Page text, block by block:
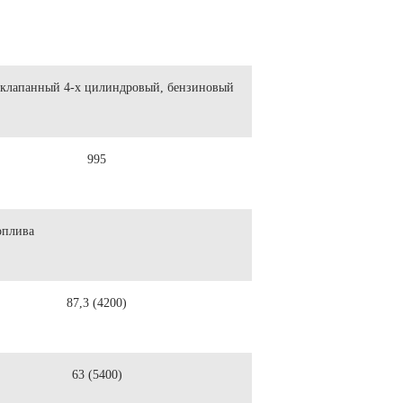
4-х цилиндровый, бензиновый
995
87,3 (4200)
63 (5400)